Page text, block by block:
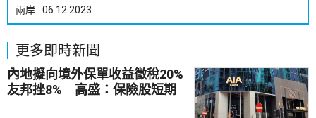
兩岸 06.12.2023
更多即時新聞
內地擬向境外保單收益徵稅20%
友邦挫8% 高盛：保險股短期